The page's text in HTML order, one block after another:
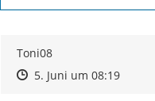
Toni08
Zeitpunkt des Erstellens
Zeitpunkt des Erstellens
5. Juni um 08:19Zur